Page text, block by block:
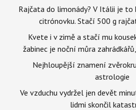
Rajčata do limonády? V Itálii je to
citrónovku. Stačí 500 g
Kvete i v zimě a stačí mu
žabinec je noční můra
Nejhloupější znamení
astrologie
Ve vzduchu vydržel jen devět
lidmi skončil